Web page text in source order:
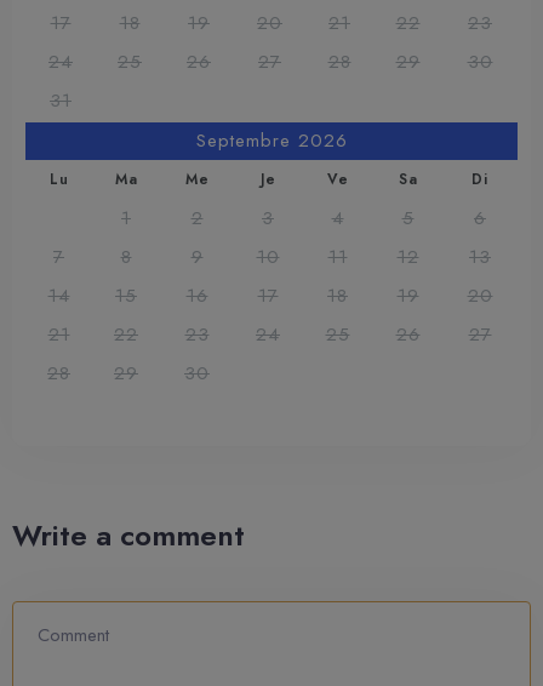
17
18 19 20 21 22
23
24
25 26 27 28 29
30
31
Septembre 2026
Lu Ma Me Je Ve Sa Di
1 2 3 4 5
6
7
8 9 10 11 12
13
14
15 16 17 18 19
20
21
22 23 24 25 26
27
28
29 30
Write a comment